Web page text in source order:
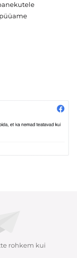
rohkem kui